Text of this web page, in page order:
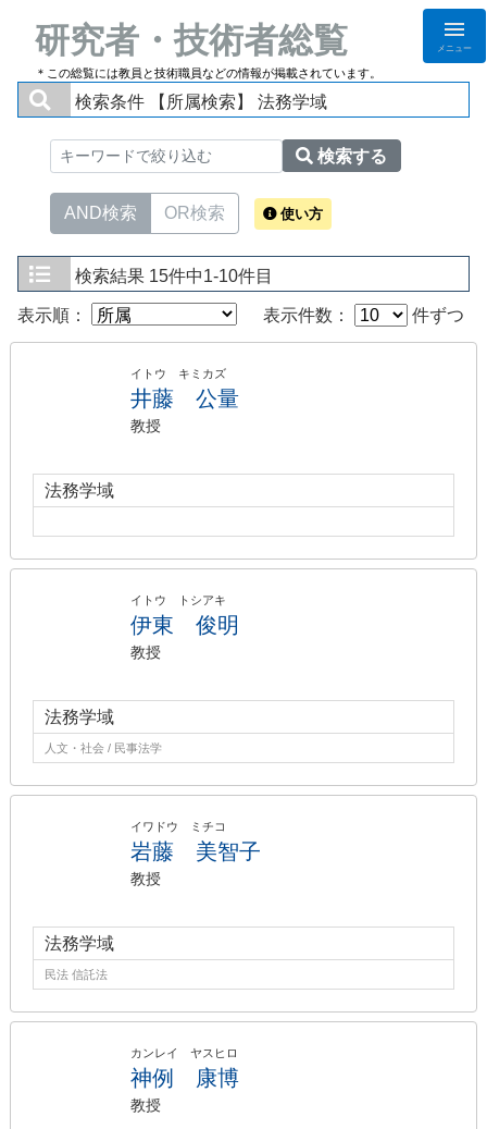
研究者・技術者総覧
＊この総覧には教員と技術職員などの情報が掲載されています。
メニュー
検索条件 【所属検索】 法務学域
検索する
AND検索 OR検索 使い方
検索結果 15件中1-10件目
表示順： 表示件数： 件ずつ
イトウ キミカズ
井藤 公量
教授
法務学域
イトウ トシアキ
伊東 俊明
教授
法務学域
人文・社会 / 民事法学
イワドウ ミチコ
岩藤 美智子
教授
法務学域
民法 信託法
カンレイ ヤスヒロ
神例 康博
教授